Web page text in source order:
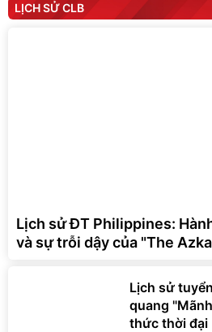
LỊCH SỬ CLB
Lịch sử ĐT Philippines:
và sự trỗi dậy của "The
Lịch sử
quang
thức thời đại